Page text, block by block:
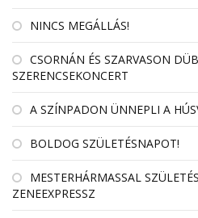
NINCS MEGÁLLÁS!
CSORNÁN ÉS SZARVASON
SZERENCSEKONCERT
A SZÍNPADON ÜNNEPLI A
BOLDOG SZÜLETÉSNAPOT!
MESTERHÁRMASSAL
ZENEEXPRESSZ